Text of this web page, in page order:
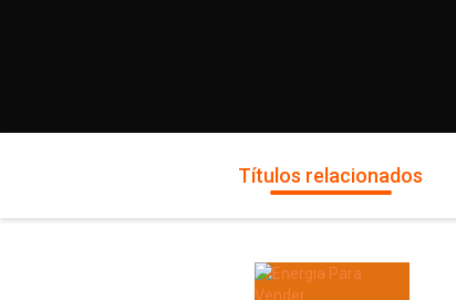
Títulos relacionados